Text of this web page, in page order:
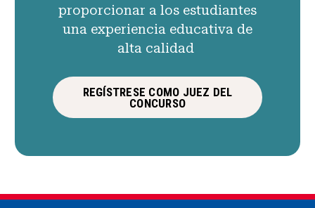
proporcionar a los estudiantes
una experiencia educativa de
alta calidad
REGÍSTRESE COMO JUEZ DEL
CONCURSO